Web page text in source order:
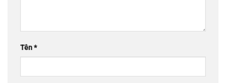
Tên*